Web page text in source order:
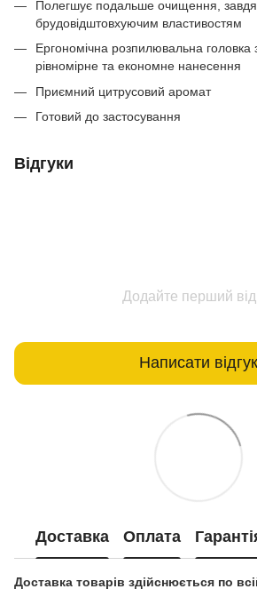
Полегшує подальше очищення,
брудовідштовхуючим властивостям
Ергономічна розпилювальна головка
рівномірне та економне нанесення
Приємний цитрусовий аромат
Готовий до застосування
Відгуки
Додайте перший
Написати відгук
Доставка Оплата
Доставка товарів здійснюється по